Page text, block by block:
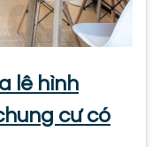
lê hình
cư có